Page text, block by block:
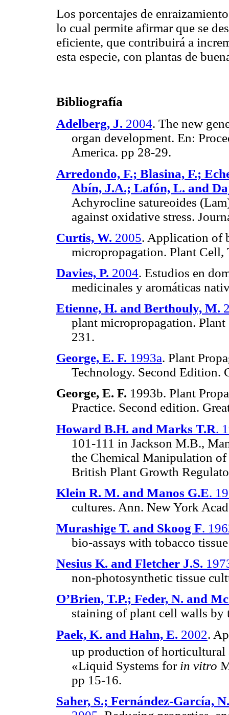
Los porcentajes de
lo cual permite afirmar que se
eficiente, que contribuirá a
esta especie, con plantas de
Bibliografía
Adelberg, J. 2004. The new
organ development. En:
America. pp 28-29.
Arredondo, F.; Blasina, F.;
Abín, J.A.; Lafón, L. and
Achyrocline satureoides
against oxidative stress.
Curtis, W. 2005. Application of
micropropagation.Plant Cell,
Davies, P. 2004. Estudios en
medicinales y aromáticas
Etienne, H. and Berthouly, M.
plant micropropagation.
231.
George, E. F. 1993a. Plant
Technology. Second Edition.
George, E. F. 1993b. Plant
Practice. Second edition.
Howard B.H. and Marks T.R.
101-111 in Jackson M.B.,
the Chemical Manipulation
British Plant Growth
Klein R. M. and Manos G.E.
cultures. Ann. New York
Murashige T. and Skoog F.
bio-assays with tobacco
Nesius K. and Fletcher J.S.
non-photosynthetic tissue
O’Brien, T.P.; Feder, N. and
staining of plant cell walls by
Paek, K. and Hahn, E. 2002.
up production of horticultural
«Liquid Systems for in vitro
pp 15-16.
Saher, S.; Fernández-García,